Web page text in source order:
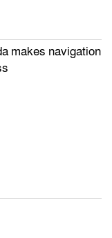
makes navigation